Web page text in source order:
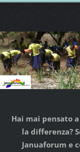
Hai mai pensato
la differenza?
Januaforum e